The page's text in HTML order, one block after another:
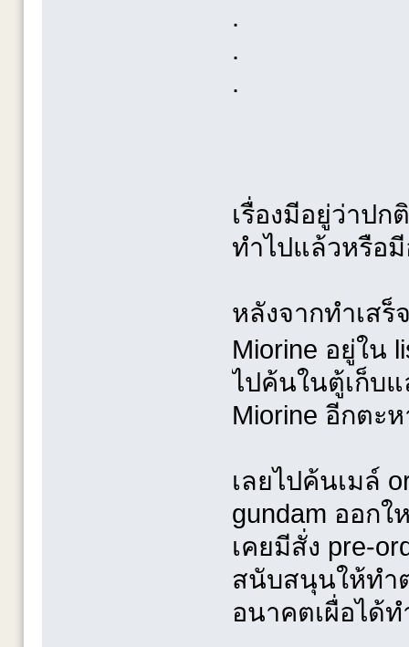
.
.
.
เรื่องมีอยู่ว่าปก
ทำไปแล้วหรือมี
หลังจากทำเสร็
Miorine อยู่ใน
ไปค้นในตู้เก็บ
Miorine อีกตะ
เลยไปค้นเมล์
gundam ออกใ
เคยมีสั่ง pre-
สนับสนุนให้ทำ
อนาคตเผื่อได้